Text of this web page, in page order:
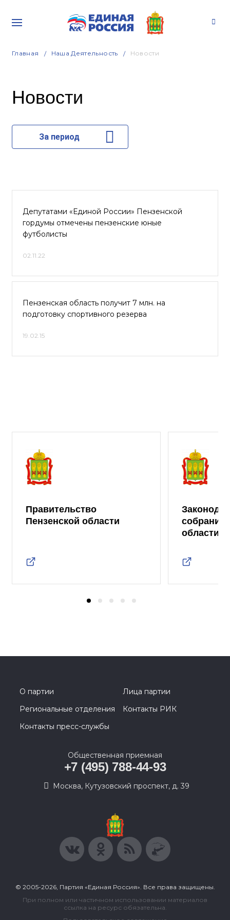
Главная Наша Деятельность Новости
Новости
За период
Депутатами «Единой России» Пензенской
гордумы отмечены пензенские юные
футболисты
02.11.22
Пензенская область получит 7 млн. на
подготовку спортивного резерва
19.02.15
Правительство
Пензенской области
собрание
области
О партии
Лица партии
Региональные отделения
Контакты РИК
Контакты пресс-службы
Общественная приемная
+7 (495) 788-44-93
Москва, Кутузовский проспект, д. 39
© 2005-2026, Партия «Единая Россия». Все права защищены.
При полном или частичном использовании материалов
ссылка на ресурс обязательна.